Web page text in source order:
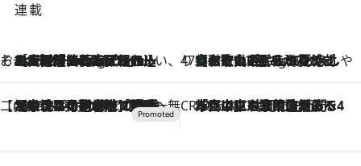
連載
そおだよおこの関西おいしい、おやつ紀行
11 Hours Ago
［大阪府箕面市］一皿一皿目の前で仕上げられる、料理を巧みに組み込んだアシェットデセールコース「ミチル アシェット デセール（Michiru assiette dessert）」 47都道府県の手みやげ ひんやりスイーツで夏を満喫
11 Hours Ago
【和歌山県】この夏絶対食べたい 冷やしておいしいおやつ3選 みかんがごろっと丸ごと入ったジュレ
【CREA×星野リゾート】唯一無二。癒しと発見が待つ場所へ
2026.8.7
【トンボの足水浴】ヒノキの香りに包まれて涼感マックス！約13℃の湧水かけ流しを避暑地「星野温泉 トンボの湯」で体験 CREA'S CHOICE
2026.8.7
「立川にも歌舞伎があるんだよ」 片岡仁左衛門・市川中車ら豪華座組みで4年目の立川立飛歌舞伎へ